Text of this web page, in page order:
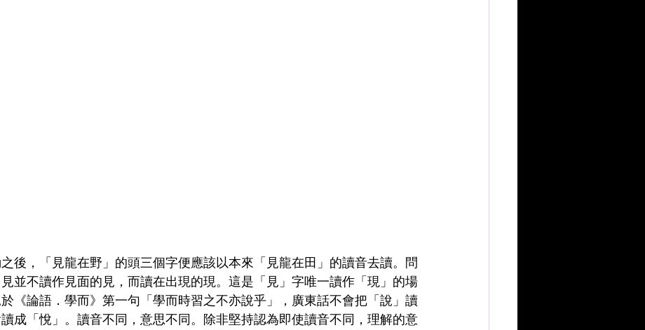
後，「見龍在野」的頭三個字便應該以本來「見龍在田」的讀音去讀。問
並不讀作見面的見，而讀在出現的現。這是「見」字唯一讀作「現」的場
《論語．學而》第一句「學而時習之不亦說乎」，廣東話不會把「說」讀
成「悅」。讀音不同，意思不同。除非堅持認為即使讀音不同，理解的意